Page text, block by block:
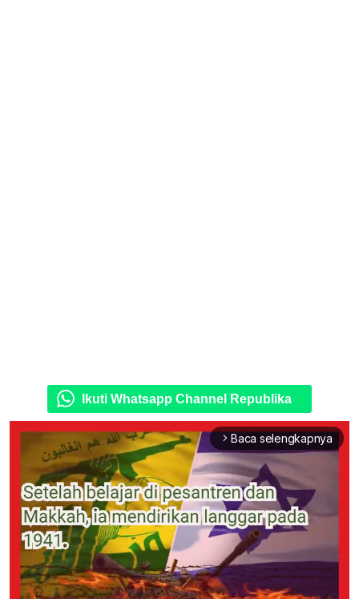
Ikuti Whatsapp Channel Republika
arrow_forward_ios Baca selengkapnya